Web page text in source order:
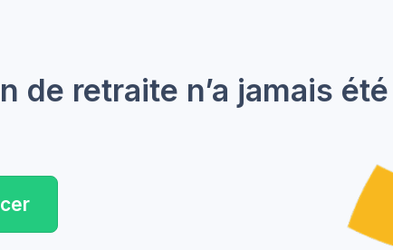
de retraite n’a jamais été